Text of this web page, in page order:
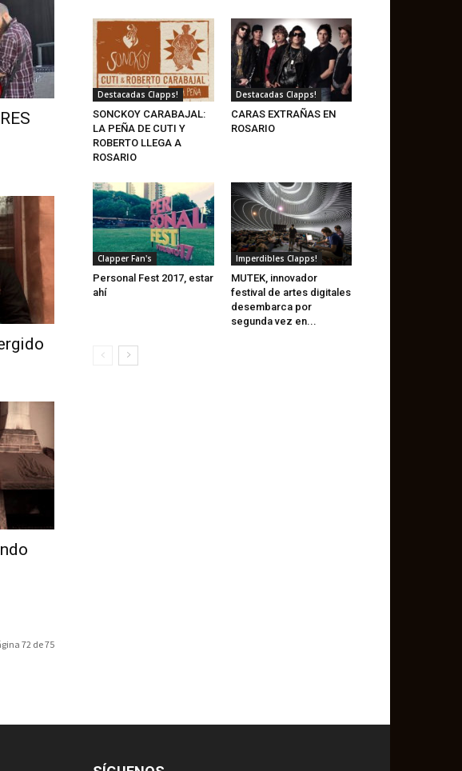
72 de 75
Destacadas Clapps!
SONCKOY CARABAJAL:
LA PEÑA DE CUTI Y
ROBERTO LLEGA A
ROSARIO
Destacadas Clapps!
CARAS EXTRAÑAS EN
ROSARIO
Clapper Fan's
Personal Fest 2017, estar
ahí
Imperdibles Clapps!
MUTEK, innovador
festival de artes digitales
desembarca por
segunda vez en...